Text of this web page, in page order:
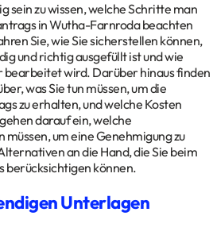
sein zu wissen, welche Schritte man
in Wutha-Farnroda beachten
Sie, wie Sie sicherstellen können,
und richtig ausgefüllt ist und wie
bearbeitet wird. Darüber hinaus finden
was Sie tun müssen, um die
zu erhalten, und welche Kosten
darauf ein, welche
um eine Genehmigung zu
an die Hand, die Sie beim
berücksichtigen können.
Unterlagen